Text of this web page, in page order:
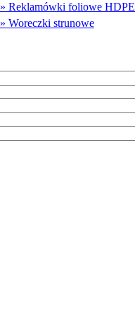
» Reklamówki foliowe HDPE
» Woreczki strunowe